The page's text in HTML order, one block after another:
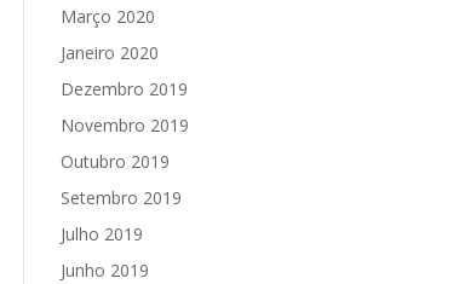
Março 2020
Janeiro 2020
Dezembro 2019
Novembro 2019
Outubro 2019
Setembro 2019
Julho 2019
Junho 2019